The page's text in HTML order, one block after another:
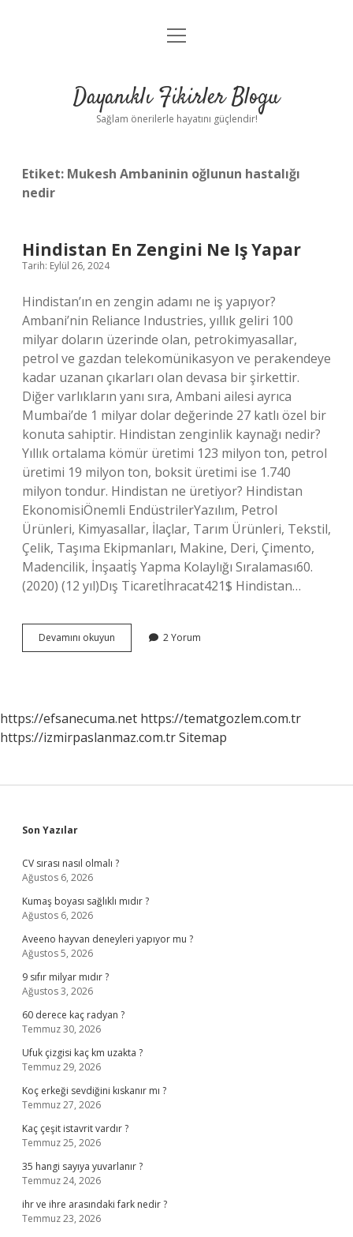
Anasayfa
Yasal Uyarı
menüyü
Dayanıklı Fikirler Blogu
Sağlam önerilerle hayatını güçlendir!
Etiket: Mukesh Ambaninin oğlunun hastalığı
nedir
Hindistan En Zengini Ne Iş Yapar
Tarih: Eylül 26, 2024
Hindistan’ın en zengin adamı ne iş yapıyor?
Ambani’nin Reliance Industries, yıllık geliri 100
milyar doların üzerinde olan, petrokimyasallar,
petrol ve gazdan telekomünikasyon ve perakendeye
kadar uzanan çıkarları olan devasa bir şirkettir.
Diğer varlıkların yanı sıra, Ambani ailesi ayrıca
Mumbai’de 1 milyar dolar değerinde 27 katlı özel bir
konuta sahiptir. Hindistan zenginlik kaynağı nedir?
Yıllık ortalama kömür üretimi 123 milyon ton, petrol
üretimi 19 milyon ton, boksit üretimi ise 1.740
milyon tondur. Hindistan ne üretiyor? Hindistan
EkonomisiÖnemli EndüstrilerYazılım, Petrol
Ürünleri, Kimyasallar, İlaçlar, Tarım Ürünleri, Tekstil,
Çelik, Taşıma Ekipmanları, Makine, Deri, Çimento,
Madencilik, İnşaatİş Yapma Kolaylığı Sıralaması60.
(2020) (12 yıl)Dış Ticaretİhracat421$ Hindistan…
Devamını okuyun Hindistan
En
2 Yorum
https://efsanecuma.net https://tematgozlem.com.tr
https://izmirpaslanmaz.com.trSitemap
Sidebar
Son Yazılar
CV sırası nasıl olmalı ?
Ağustos 6, 2026
Kumaş boyası sağlıklı mıdır ?
Ağustos 6, 2026
Aveeno hayvan deneyleri yapıyor mu ?
Ağustos 5, 2026
9 sıfır milyar mıdır ?
Ağustos 3, 2026
60 derece kaç radyan ?
Temmuz 30, 2026
Ufuk çizgisi kaç km uzakta ?
Temmuz 29, 2026
Koç erkeği sevdiğini kıskanır mı ?
Temmuz 27, 2026
Kaç çeşit istavrit vardır ?
Temmuz 25, 2026
35 hangi sayıya yuvarlanır ?
Temmuz 24, 2026
ihr ve ihre arasındaki fark nedir ?
Temmuz 23, 2026